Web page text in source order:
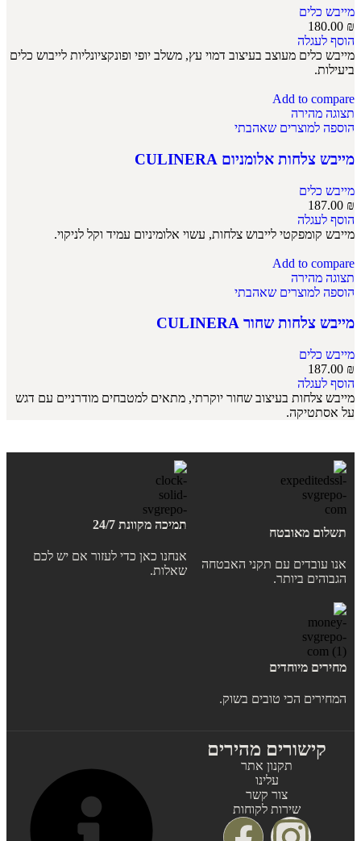
מייבש כלים
180.00 ₪
הוסף לעגלה
מייבש כלים מעוצב בעיצוב דמוי עץ, משלב יופי ופונקציונליות לייבוש כלים
ביעילות.
Add to compare
תצוגה מהירה
הוספה למוצרים שאהבתי
מייבש צלחות אלומניום CULINERA
מייבש כלים
187.00 ₪
הוסף לעגלה
מייבש קומפקטי לייבוש צלחות, עשוי אלומיניום עמיד וקל לניקוי.
Add to compare
תצוגה מהירה
הוספה למוצרים שאהבתי
מייבש צלחות שחור CULINERA
מייבש כלים
187.00 ₪
הוסף לעגלה
מייבש צלחות בעיצוב שחור יוקרתי, מתאים למטבחים מודרניים עם דגש
על אסתטיקה.
תשלום מאובטח
אנו עובדים עם תקני האבטחה
הגבוהים ביותר.
תמיכה מקוונת 24/7
אנחנו כאן כדי לעזור אם יש לכם
שאלות.
מחירים מיוחדים
המחירים הכי טובים בשוק.
קישורים מהירים
תקנון אתר
עלינו
צור קשר
שירות לקוחות